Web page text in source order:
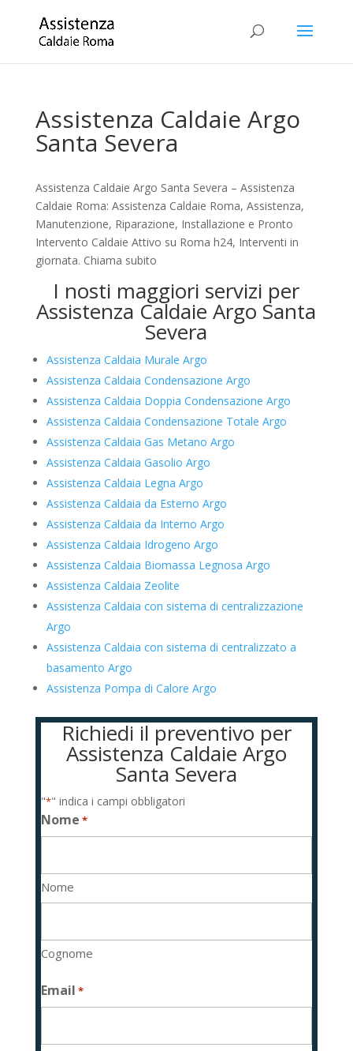
Assistenza Caldaie Argo
Santa Severa
Assistenza Caldaie Argo Santa Severa – Assistenza
Caldaie Roma: Assistenza Caldaie Roma, Assistenza,
Manutenzione, Riparazione, Installazione e Pronto
Intervento Caldaie Attivo su Roma h24, Interventi in
giornata. Chiama subito
I nosti maggiori servizi per
Assistenza Caldaie Argo Santa
Severa
Assistenza Caldaia Murale Argo
Assistenza Caldaia Condensazione Argo
Assistenza Caldaia Doppia Condensazione Argo
Assistenza Caldaia Condensazione Totale Argo
Assistenza Caldaia Gas Metano Argo
Assistenza Caldaia Gasolio Argo
Assistenza Caldaia Legna Argo
Assistenza Caldaia da Esterno Argo
Assistenza Caldaia da Interno Argo
Assistenza Caldaia Idrogeno Argo
Assistenza Caldaia Biomassa Legnosa Argo
Assistenza Caldaia Zeolite
Assistenza Caldaia con sistema di centralizzazione
Argo
Assistenza Caldaia con sistema di centralizzato a
basamento Argo
Assistenza Pompa di Calore Argo
Richiedi il preventivo per
Assistenza Caldaie Argo
Santa Severa
"*" indica i campi obbligatori
Nome *
Nome
Cognome
Email *